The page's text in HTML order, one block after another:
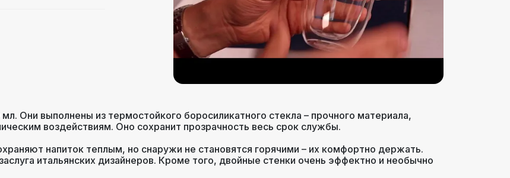
Они выполнены из термостойкого боросиликатного стекла – прочного материала,
воздействиям. Оно сохранит прозрачность весь срок службы.
напиток теплым, но снаружи не становятся горячими – их комфортно держать.
итальянских дизайнеров. Кроме того, двойные стенки очень эффектно и необычно